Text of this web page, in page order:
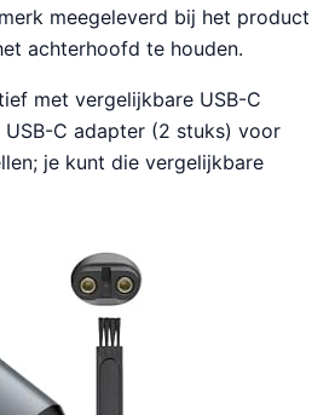
meegeleverd bij het product
achterhoofd te houden.
met vergelijkbare USB-C
USB-C adapter (2 stuks) voor
je kunt die vergelijkbare